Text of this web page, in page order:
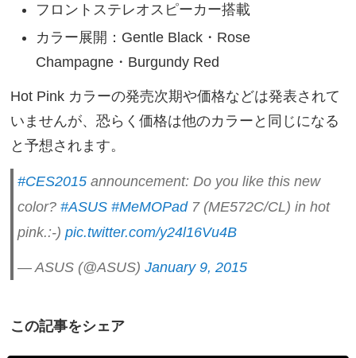
フロントステレオスピーカー搭載
カラー展開：Gentle Black・Rose
Champagne・Burgundy Red
Hot Pink カラーの発売次期や価格などは発表されて
いませんが、恐らく価格は他のカラーと同じになる
と予想されます。
#CES2015announcement: Do you like this new
color? #ASUS #MeMOPad7 (ME572C/CL) in hot
pink.:-) pic.twitter.com/y24l16Vu4B
— ASUS (@ASUS) January 9, 2015
この記事をシェア